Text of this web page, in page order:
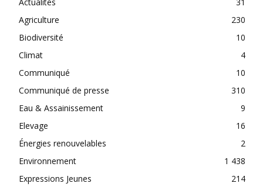
Agriculture
230
Biodiversité
10
Climat
4
Communiqué
10
Communiqué de presse
310
Eau & Assainissement
9
Elevage
16
Énergies renouvelables
2
Environnement
1 438
Expressions Jeunes
214